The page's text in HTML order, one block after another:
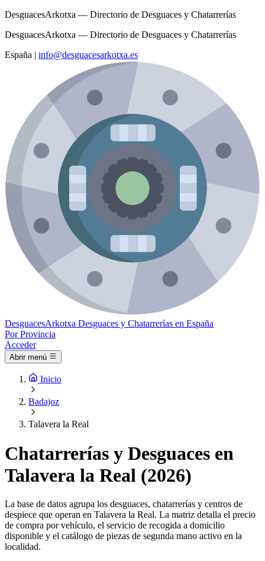
DesguacesArkotxa — Directorio de Desguaces y Chatarrerías
DesguacesArkotxa — Directorio de Desguaces y Chatarrerías
España | info@desguacesarkotxa.es
DesguacesArkotxa Desguaces y Chatarrerías en España
Por Provincia
Acceder
Abrir menú
Inicio
Badajoz
Talavera la Real
Chatarrerías y Desguaces en
Talavera la Real (2026)
La base de datos agrupa los desguaces, chatarrerías y centros de
despiece que operan en Talavera la Real. La matriz detalla el precio
de compra por vehículo, el servicio de recogida a domicilio
disponible y el catálogo de piezas de segunda mano activo en la
localidad.